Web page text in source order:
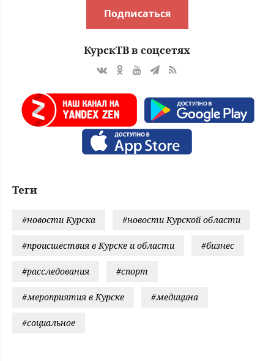
Подписаться
КурскТВ в соцсетях
Теги
#новости Курска #новости Курской области
#происшествия в Курске и области #бизнес
#расследования #спорт
#мероприятия в Курске #медицина
#социальное